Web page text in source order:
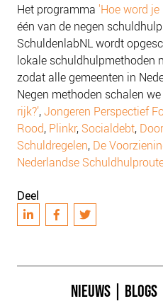
Het programma 'Hoe word je
één van de negen
SchuldenlabNL wordt
lokale schuldhulpmethoden
zodat alle gemeenten in
Negen methoden schalen
rijk?’,Jongeren Perspectief
Rood, Plinkr, Socialdebt,
Schuldregelen, De
Nederlandse
Deel
NIEUWS BLOGS